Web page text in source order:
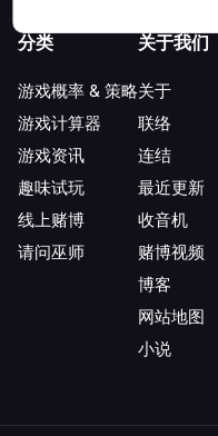
分类
游戏概率 & 策略
游戏计算器
游戏资讯
趣味试玩
线上赌博
请问巫师
关于我们
关于
联络
连结
最近更新
收音机
赌博视频
博客
网站地图
小说